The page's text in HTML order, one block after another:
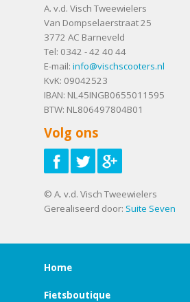
A. v.d. Visch Tweewielers
Van Dompselaerstraat 25
3772 AC Barneveld
Tel: 0342 - 42 40 44
E-mail: info@vischscooters.nl
KvK: 09042523
IBAN: NL45INGB0655011595
BTW: NL806497804B01
Volg ons
© A. v.d. Visch Tweewielers
Gerealiseerd door: Suite Seven
Home
Fietsboutique